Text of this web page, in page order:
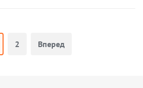
2 Вперед